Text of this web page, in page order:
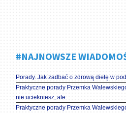
#NAJNOWSZE
Porady. Jak zadbać o zdrową dietę w
Praktyczne porady Przemka
nie uciekniesz, ale …
Praktyczne porady Przemka